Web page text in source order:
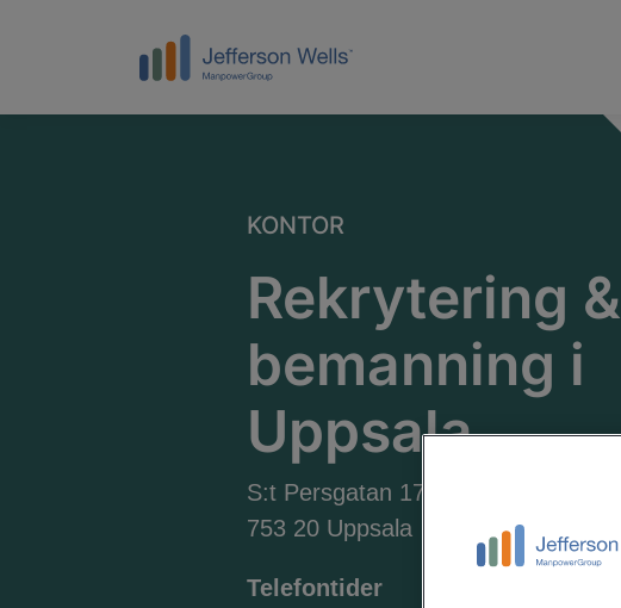
KONTOR
Rekrytering &
bemanning i
Uppsala
S:t Persgatan 17
753 20 Uppsala
Telefontider